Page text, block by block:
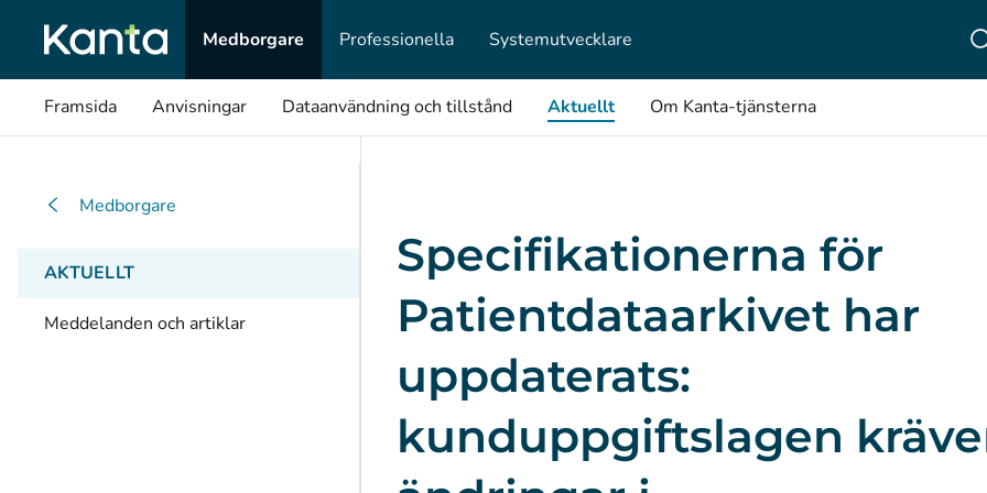
Medborgare
Professionella Systemutvecklare
Framsida Anvisningar Dataanvändning och tillstånd Aktuellt Om Kanta-tjänsterna
Medborgare
AKTUELLT
Meddelanden och artiklar
Specifikationerna för
Patientdataarkivet har
uppdaterats:
kunduppgiftslagen